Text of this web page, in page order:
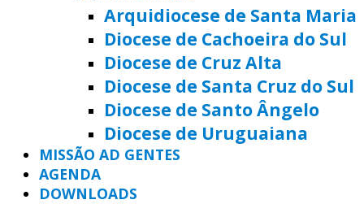
Arquidiocese de Santa Maria
Diocese de Cachoeira do Sul
Diocese de Cruz Alta
Diocese de Santa Cruz do Sul
Diocese de Santo Ângelo
Diocese de Uruguaiana
MISSÃO AD GENTES
AGENDA
DOWNLOADS